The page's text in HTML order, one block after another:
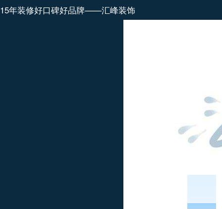
15年装修好口碑好品牌——汇峰装饰